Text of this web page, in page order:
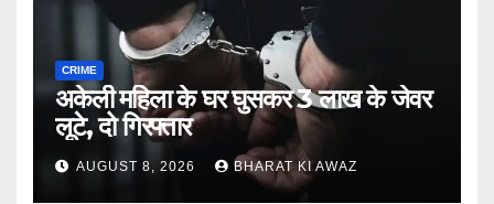
CRIME
अकेली महिला के घर घुसकर 3 लाख के जेवर
लूटे, दो गिरफ्तार
AUGUST 8, 2026 BHARAT KI AWAZ